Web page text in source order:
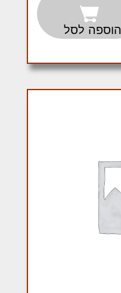
הוספה לסל